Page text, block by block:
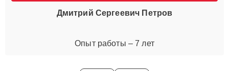
Дмитрий Сергеевич Петров
Опыт работы – 7 лет